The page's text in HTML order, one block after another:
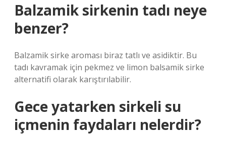
Balzamik sirkenin tadı neye
benzer?
Balzamik sirke aroması biraz tatlı ve asidiktir. Bu
tadı kavramak için pekmez ve limon balsamik sirke
alternatifi olarak karıştırılabilir.
Gece yatarken sirkeli su
içmenin faydaları nelerdir?